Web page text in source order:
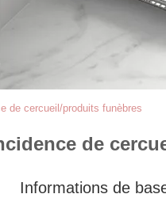
de cercueil/produits funèbres
de
Informations de